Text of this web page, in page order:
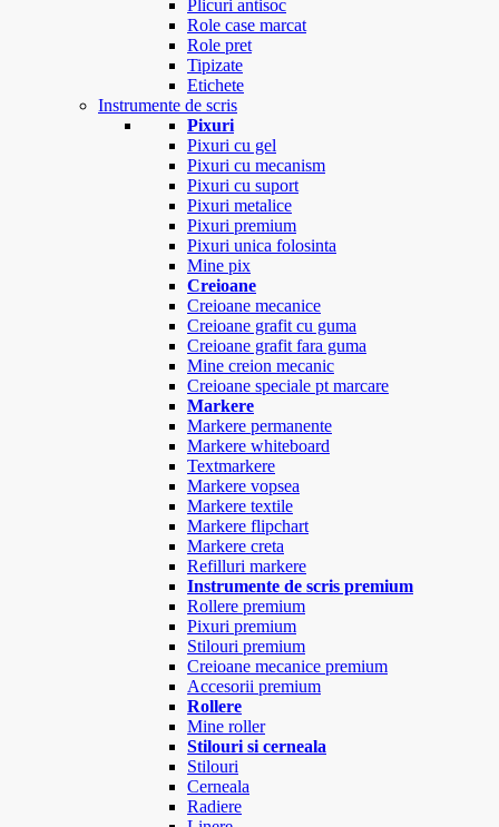
Plicuri antisoc
Role case marcat
Role pret
Tipizate
Etichete
Instrumente de scris
Pixuri
Pixuri cu gel
Pixuri cu mecanism
Pixuri cu suport
Pixuri metalice
Pixuri premium
Pixuri unica folosinta
Mine pix
Creioane
Creioane mecanice
Creioane grafit cu guma
Creioane grafit fara guma
Mine creion mecanic
Creioane speciale pt marcare
Markere
Markere permanente
Markere whiteboard
Textmarkere
Markere vopsea
Markere textile
Markere flipchart
Markere creta
Refilluri markere
Instrumente de scris premium
Rollere premium
Pixuri premium
Stilouri premium
Creioane mecanice premium
Accesorii premium
Rollere
Mine roller
Stilouri si cerneala
Stilouri
Cerneala
Radiere